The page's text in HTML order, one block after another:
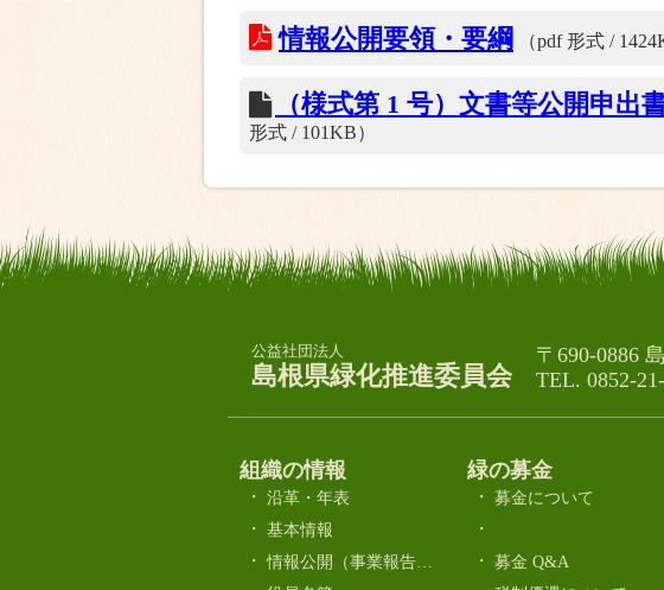
情報公開要領・要綱 （pdf 形式 /
（様式第 1 号）文書等公開申
形式 / 101KB）
公益社団法人
島根県緑化推進委員会
〒690-0886
TEL. 0852-
組織の情報
沿革・年表
基本情報
情報公開（事業報告・決算／事業計画・予算など）
緑の募金
募金について
募金 Q&A